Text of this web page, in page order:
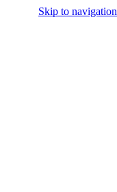
Skip to navigation